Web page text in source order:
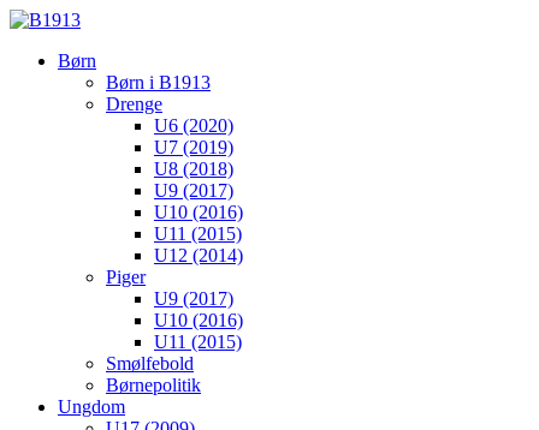
Børn
Børn i B1913
Drenge
U6 (2020)
U7 (2019)
U8 (2018)
U9 (2017)
U10 (2016)
U11 (2015)
U12 (2014)
Piger
U9 (2017)
U10 (2016)
U11 (2015)
Smølfebold
Børnepolitik
Ungdom